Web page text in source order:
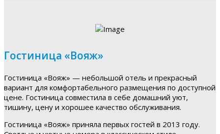
Гостиница «Вояж»
Гостиница «Вояж» — небольшой отель и прекрасный
вариант для комфортабельного размещения по доступной
цене. Гостиница совместила в себе домашний уют,
тишину, цену и хорошее качество обслуживания.
Гостиница «Вояж» приняла первых гостей в 2013 году.